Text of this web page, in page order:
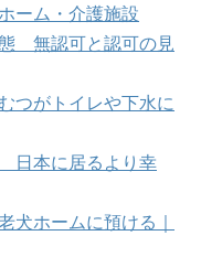
ーム・介護施設
無認可と認可の見
つがトイレや下水に
日本に居るより幸
犬ホームに預ける｜